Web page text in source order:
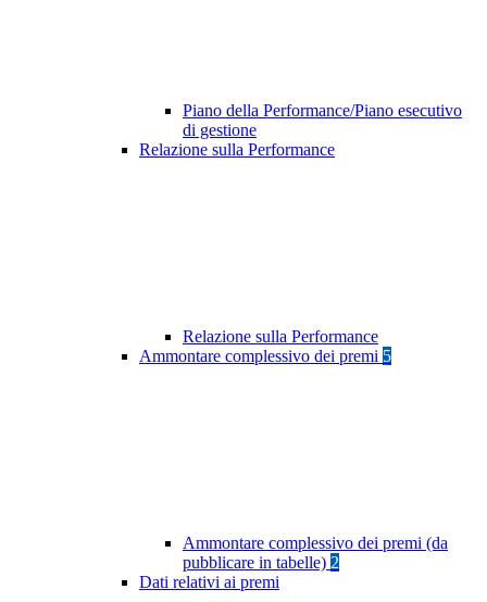
Piano della Performance/Piano esecutivo
di gestione
Relazione sulla Performance
Relazione sulla Performance
Ammontare complessivo dei premi 5
Ammontare complessivo dei premi (da
pubblicare in tabelle) 2
Dati relativi ai premi